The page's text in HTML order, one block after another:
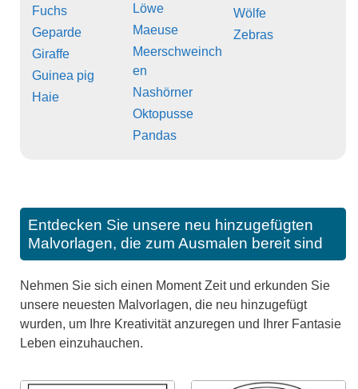
Fuchs
Geparde
Giraffe
Guinea pig
Haie
Löwe
Maeuse
Meerschweinch
en
Nashörner
Oktopusse
Pandas
Wölfe
Zebras
Entdecken Sie unsere neu hinzugefügten
Malvorlagen, die zum Ausmalen bereit sind
Nehmen Sie sich einen Moment Zeit und erkunden Sie
unsere neuesten Malvorlagen, die neu hinzugefügt
wurden, um Ihre Kreativität anzuregen und Ihrer Fantasie
Leben einzuhauchen.